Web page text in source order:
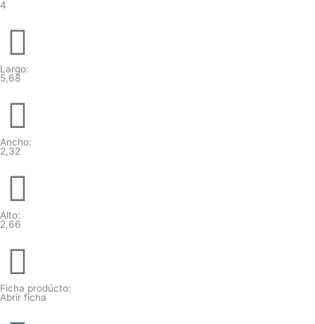
4
Largo:
5,68
Ancho:
2,32
Alto:
2,66
Ficha prodúcto:
Abrir ficha